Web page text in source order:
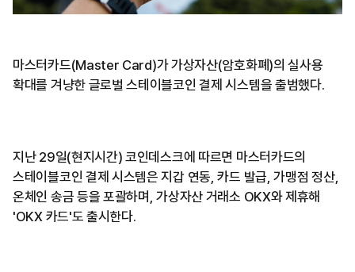
마스터카드(Master Card)가 가상자산(암호화폐)의 실사용
확대를 겨냥한 글로벌 스테이블코인 결제 시스템을 출범했다.
지난 29일(현지시간) 코인데스크에 따르면 마스터카드의
스테이블코인 결제 시스템은 지갑 연동, 카드 발급, 가맹점 정산,
온체인 송금 등을 포괄하며, 가상자산 거래소 OKX와 제휴해
'OKX 카드'도 출시한다.